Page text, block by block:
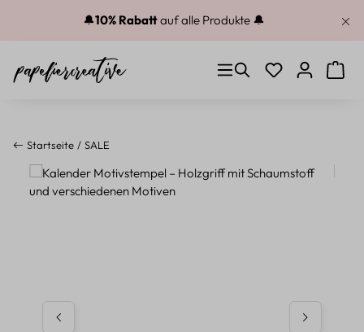
Zum Hauptinhalt springen
🔔10% Rabattauf alle Produkte 🔔
Du hast 0
Startseite SALE
Bildergalerie überspringen